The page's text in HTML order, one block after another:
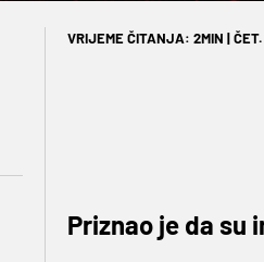
VRIJEME ČITANJA: 2MIN |
Priznao je da su